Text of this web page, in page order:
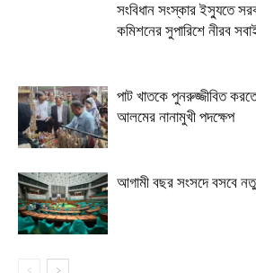
সংবিধান সংস্কার ইস্যুতে
কমিশনের সুপারিশে নীরব
পাট খাতকে পুনরুজ্জীবিত
আলমের নানামুখী পদক্ষেপ
আগামী বছর সংসদে বসবে